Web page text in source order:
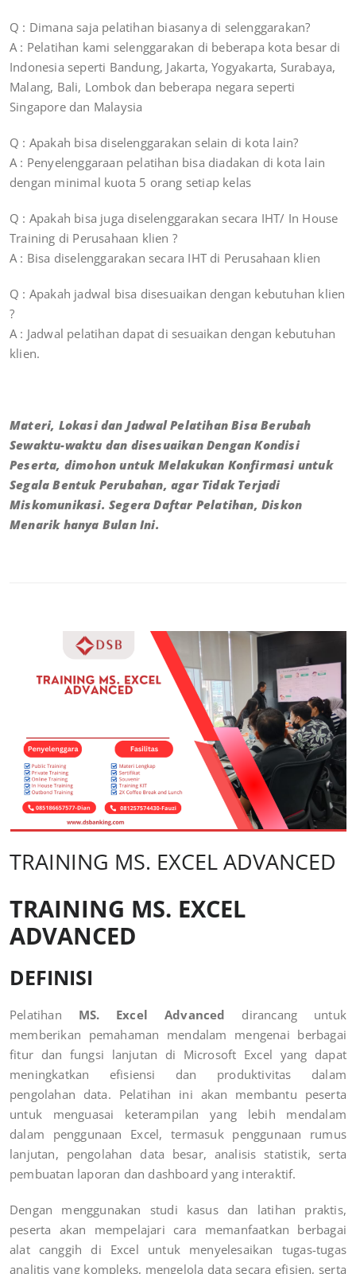
Q : Dimana saja pelatihan biasanya di selenggarakan?
A : Pelatihan kami selenggarakan di beberapa kota besar di
Indonesia seperti Bandung, Jakarta, Yogyakarta, Surabaya,
Malang, Bali, Lombok dan beberapa negara seperti
Singapore dan Malaysia
Q : Apakah bisa diselenggarakan selain di kota lain?
A : Penyelenggaraan pelatihan bisa diadakan di kota lain
dengan minimal kuota 5 orang setiap kelas
Q : Apakah bisa juga diselenggarakan secara IHT/ In House
Training di Perusahaan klien ?
A : Bisa diselenggarakan secara IHT di Perusahaan klien
Q : Apakah jadwal bisa disesuaikan dengan kebutuhan klien
?
A : Jadwal pelatihan dapat di sesuaikan dengan kebutuhan
klien.
Materi, Lokasi dan Jadwal Pelatihan Bisa Berubah
Sewaktu-waktu dan disesuaikan Dengan Kondisi
Peserta, dimohon untuk Melakukan Konfirmasi untuk
Segala Bentuk Perubahan, agar Tidak Terjadi
Miskomunikasi. Segera Daftar Pelatihan, Diskon
Menarik hanya Bulan Ini.
TRAINING MS. EXCEL ADVANCED
TRAINING MS. EXCEL
ADVANCED
DEFINISI
Pelatihan MS. Excel Advanced dirancang untuk
memberikan pemahaman mendalam mengenai berbagai
fitur dan fungsi lanjutan di Microsoft Excel yang dapat
meningkatkan efisiensi dan produktivitas dalam
pengolahan data. Pelatihan ini akan membantu peserta
untuk menguasai keterampilan yang lebih mendalam
dalam penggunaan Excel, termasuk penggunaan rumus
lanjutan, pengolahan data besar, analisis statistik, serta
pembuatan laporan dan dashboard yang interaktif.
Dengan menggunakan studi kasus dan latihan praktis,
peserta akan mempelajari cara memanfaatkan berbagai
alat canggih di Excel untuk menyelesaikan tugas-tugas
analitis yang kompleks, mengelola data secara efisien, serta